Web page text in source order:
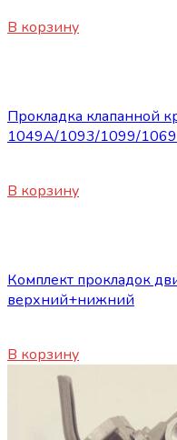
В корзину
Прокладка клапанной
1049A/1093/1099/
В корзину
Комплект прокладок
верхний+нижний
В корзину